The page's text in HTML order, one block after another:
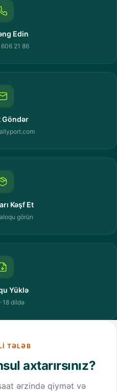
Edin
21 86
Göndər
Kəşf Et
görün
Yüklə
18 dildə
TƏLƏB
axtarırsınız?
ərzində qiymət və